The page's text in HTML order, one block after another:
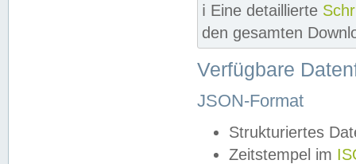
ℹ️ Eine detaillierte
den gesamten
Verfügbare
JSON-Format
Strukturiertes
Zeitstempel im